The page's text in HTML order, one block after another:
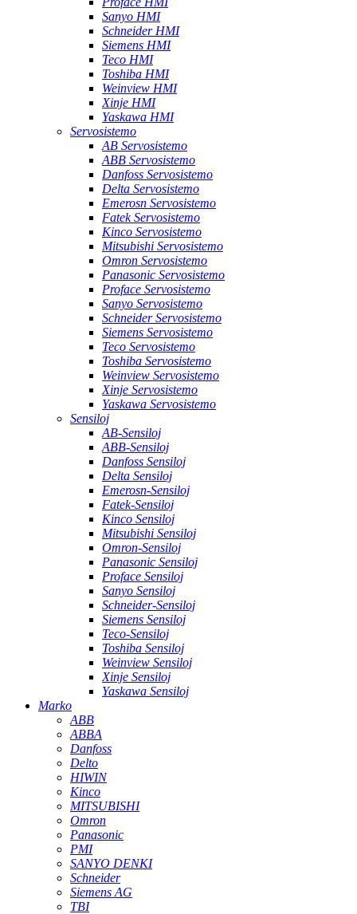
Sanyo HMI
Schneider HMI
Siemens HMI
Teco HMI
Toshiba HMI
Weinview HMI
Xinje HMI
Yaskawa HMI
Servosistemo
AB Servosistemo
ABB Servosistemo
Danfoss Servosistemo
Delta Servosistemo
Emerosn Servosistemo
Fatek Servosistemo
Kinco Servosistemo
Mitsubishi Servosistemo
Omron Servosistemo
Panasonic Servosistemo
Proface Servosistemo
Sanyo Servosistemo
Schneider Servosistemo
Siemens Servosistemo
Teco Servosistemo
Toshiba Servosistemo
Weinview Servosistemo
Xinje Servosistemo
Yaskawa Servosistemo
Sensiloj
AB-Sensiloj
ABB-Sensiloj
Danfoss Sensiloj
Delta Sensiloj
Emerosn-Sensiloj
Fatek-Sensiloj
Kinco Sensiloj
Mitsubishi Sensiloj
Omron-Sensiloj
Panasonic Sensiloj
Proface Sensiloj
Sanyo Sensiloj
Schneider-Sensiloj
Siemens Sensiloj
Teco-Sensiloj
Toshiba Sensiloj
Weinview Sensiloj
Xinje Sensiloj
Yaskawa Sensiloj
Marko
ABB
ABBA
Danfoss
Delto
HIWIN
Kinco
MITSUBISHI
Omron
Panasonic
PMI
SANYO DENKI
Schneider
Siemens AG
TBI